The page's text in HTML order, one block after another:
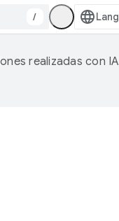
/
realizadas con IA